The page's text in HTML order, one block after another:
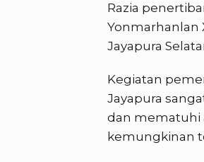
Razia
Yonmarhanlan
Jayapura
Kegiatan
Jayapura
dan mematuhi
kemungkinan